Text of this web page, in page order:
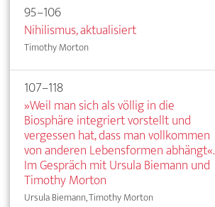
95–106
Nihilismus, aktualisiert
Timothy Morton
107–118
»Weil man sich als völlig in die
Biosphäre integriert vorstellt und
vergessen hat, dass man vollkommen
von anderen Lebensformen abhängt«.
Im Gespräch mit Ursula Biemann und
Timothy Morton
Ursula Biemann, Timothy Morton